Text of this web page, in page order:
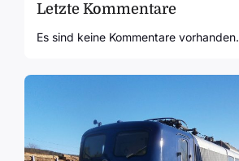
Letzte Kommentare
Es sind keine Kommentare vorhanden.